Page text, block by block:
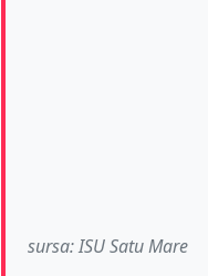
sursa: ISU Satu Mare